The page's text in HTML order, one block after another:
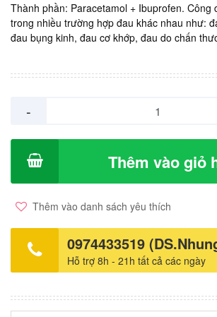
Thành phần: Paracetamol + Ibuprofen. Công
trong nhiều trường hợp đau khác nhau như:
đau bụng kinh, đau cơ khớp, đau do chấn
-
Thêm vào giỏ
Thêm vào danh sách yêu thích
0974433519
Hỗ trợ 8h - 21h tất cả các ngày